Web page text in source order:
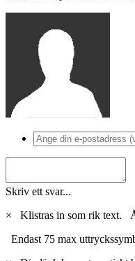
Skriv ett svar...
×
Klistras in som rik text.
Endast 75 max